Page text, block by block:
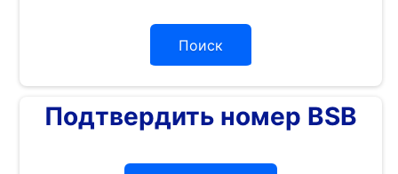
Поиск
Подтвердить номер BSB